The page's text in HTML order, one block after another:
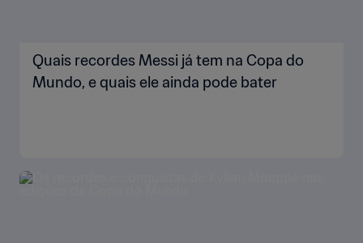
Quais recordes Messi já tem na Copa do
Mundo, e quais ele ainda pode bater